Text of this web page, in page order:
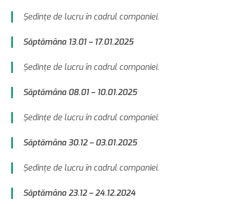
Şedinţe de lucru în cadrul companiei.
Săptămâna 13.01 – 17.01.2025
Şedinţe de lucru în cadrul companiei.
Săptămâna 08.01 – 10.01.2025
Şedinţe de lucru în cadrul companiei.
Săptămâna 30.12 – 03.01.2025
Şedinţe de lucru în cadrul companiei.
Săptămâna 23.12 – 24.12.2024